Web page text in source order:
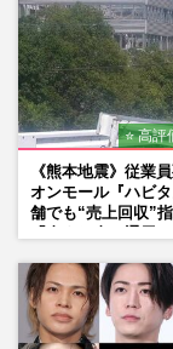
⭐ 高
《熊本地震》従業
オンモール『ハビ
舗でも“売上回収”